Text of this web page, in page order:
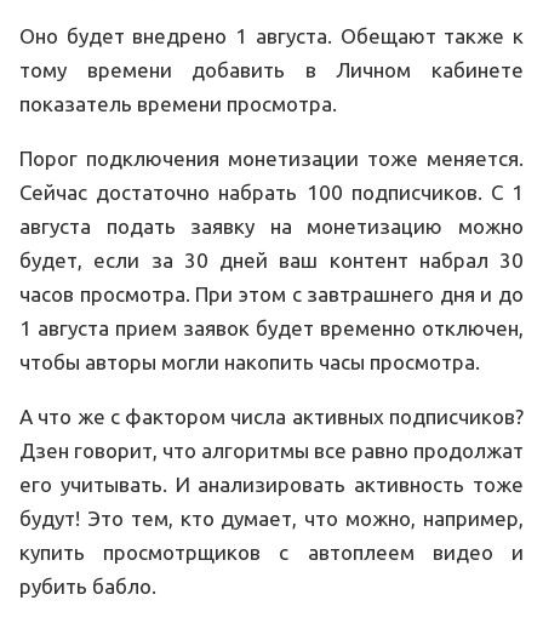
Оно будет внедрено 1 августа. Обещают также к
тому времени добавить в Личном кабинете
показатель времени просмотра.
Порог подключения монетизации тоже меняется.
Сейчас достаточно набрать 100 подписчиков. С 1
августа подать заявку на монетизацию можно
будет, если за 30 дней ваш контент набрал 30
часов просмотра. При этом с завтрашнего дня и до
1 августа прием заявок будет временно отключен,
чтобы авторы могли накопить часы просмотра.
А что же с фактором числа активных подписчиков?
Дзен говорит, что алгоритмы все равно продолжат
его учитывать. И анализировать активность тоже
будут! Это тем, кто думает, что можно, например,
купить просмотрщиков с автоплеем видео и
рубить бабло.